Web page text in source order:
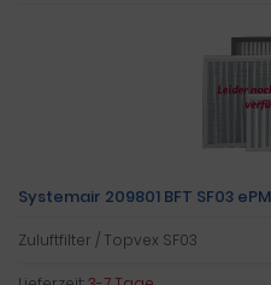
Systemair 209801 BFT SF03
Zuluftfilter / Topvex SF03